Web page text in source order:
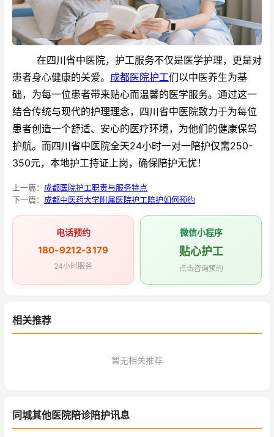
在四川省中医院，护工服务不仅是医学护理，更是对
患者身心健康的关爱。 成都医院护工们以中医养生为基
础，为每一位患者带来贴心而温馨的医学服务。 通过这一
结合传统与现代的护理理念，四川省中医院致力于为每位
患者创造一个舒适、安心的医疗环境，为他们的健康保驾
护航。而四川省中医院全天24小时一对一陪护仅需250-
350元，本地护工持证上岗，确保陪护无忧！
上一篇： 成都医院护工职责与服务特点
下一篇： 成都中医药大学附属医院护工陪护如何预约
电话预约
180-9212-3179
24小时服务
微信小程序
贴心护工
点击咨询预约
相关推荐
暂无相关推荐
同城其他医院陪诊陪护讯息